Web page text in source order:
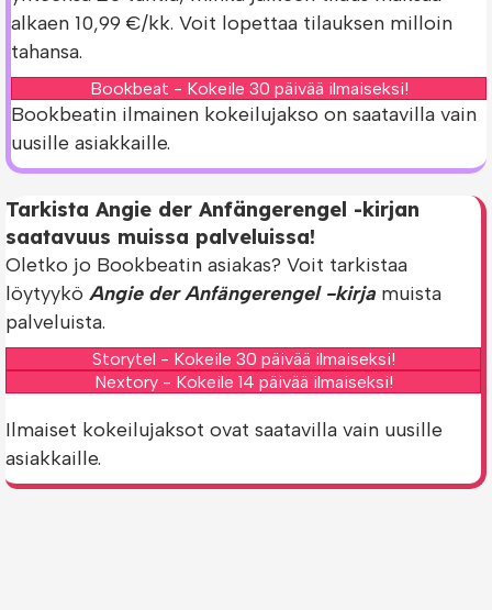
alkaen 10,99 €/kk. Voit lopettaa tilauksen milloin
tahansa.
Bookbeat - Kokeile 30 päivää ilmaiseksi!
Bookbeatin ilmainen kokeilujakso on saatavilla vain
uusille asiakkaille.
Tarkista Angie der Anfängerengel -kirjan
saatavuus muissa palveluissa!
Oletko jo Bookbeatin asiakas? Voit tarkistaa
löytyykö Angie der Anfängerengel -kirja muista
palveluista.
Storytel - Kokeile 30 päivää ilmaiseksi!
Nextory - Kokeile 14 päivää ilmaiseksi!
Ilmaiset kokeilujaksot ovat saatavilla vain uusille
asiakkaille.